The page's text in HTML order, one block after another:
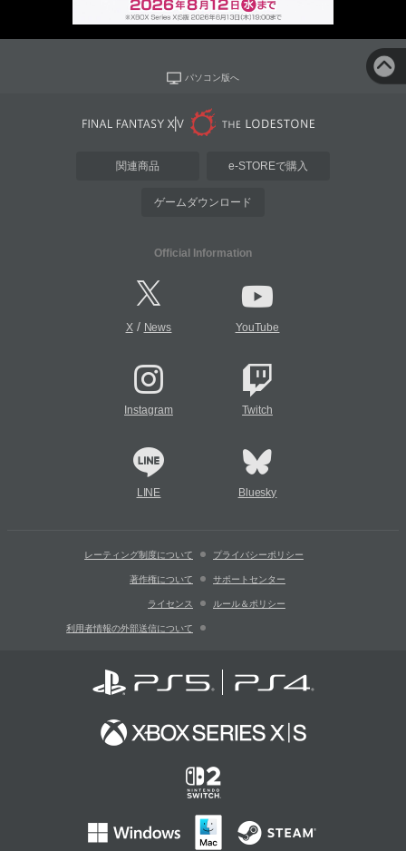
パソコン版へ
関連商品 e-STOREで購入
ゲームダウンロード
Official Information
X/ News YouTube
Instagram Twitch
LINE Bluesky
レーティング制度について プライバシーポリシー
著作権について サポートセンター
ライセンス ルール＆ポリシー
利用者情報の外部送信について